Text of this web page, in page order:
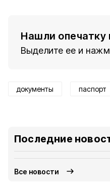
Нашли опечатку
Выделите ее и
документы паспорт
Последние
Все новости